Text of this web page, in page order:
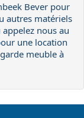
Bever pour
autres matériels
nous au
une location
meuble à